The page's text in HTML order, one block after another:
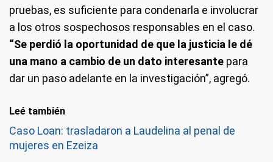
pruebas, es suficiente para condenarla e involucrar
a los otros sospechosos responsables en el caso.
“Se perdió la oportunidad de que la justicia le dé
una mano a cambio de un dato interesante para
dar un paso adelante en la investigación”, agregó.
Leé también
Caso Loan: trasladaron a Laudelina al penal de
mujeres en Ezeiza